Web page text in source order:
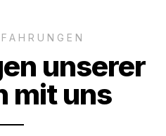
unserer
mit uns